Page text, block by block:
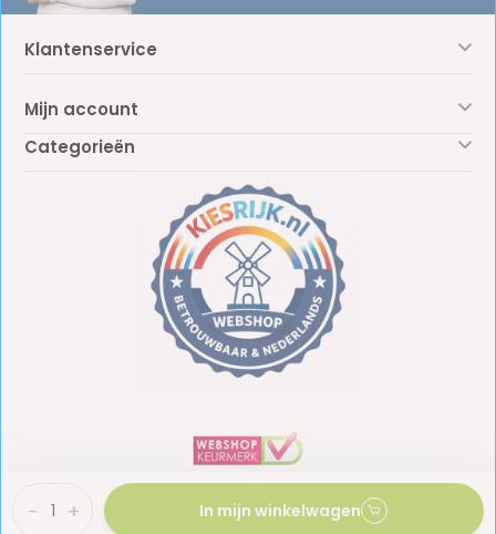
+
- In mijn winkelwagen
Klantenservice
Mijn account
Categorieën
BTW: NL861887438B01 © Copyright 2026 - Kiesrijk